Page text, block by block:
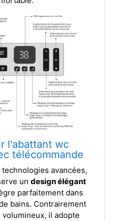
l'abattant wc
télécommande
avancées,
un design élégant
parfaitement dans
bains. Contrairement
volumineux, il adopte